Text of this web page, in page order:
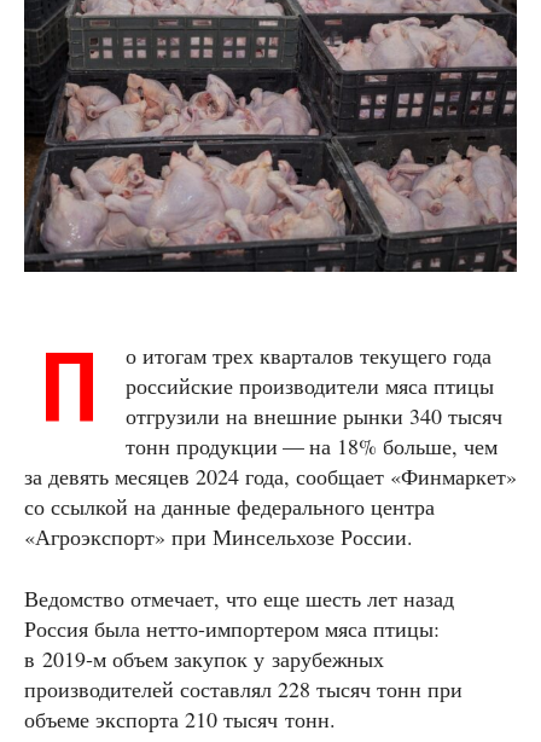
П
о итогам трех кварталов текущего года
российские производители мяса птицы
отгрузили на внешние рынки 340 тысяч
тонн продукции — на 18% больше, чем
за девять месяцев 2024 года, сообщает «Финмаркет»
со ссылкой на данные федерального центра
«Агроэкспорт» при Минсельхозе России.
Ведомство отмечает, что еще шесть лет назад
Россия была нетто-импортером мяса птицы:
в 2019‑м объем закупок у зарубежных
производителей составлял 228 тысяч тонн при
объеме экспорта 210 тысяч тонн.